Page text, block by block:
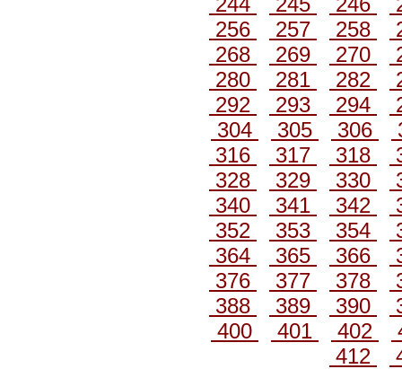
256
257 258
268
269 270
280
281 282
292
293 294
304
305 306
316
317 318
328
329 330
340
341 342
352
353 354
364
365 366
376
377 378
388
389 390
400
401 402
412